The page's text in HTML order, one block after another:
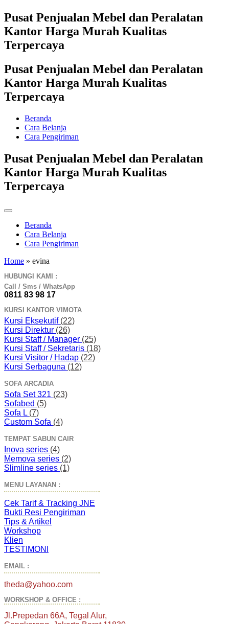
Pusat Penjualan Mebel dan Peralatan
Kantor Harga Murah Kualitas
Terpercaya
Pusat Penjualan Mebel dan Peralatan
Kantor Harga Murah Kualitas
Terpercaya
Beranda
Cara Belanja
Cara Pengiriman
Pusat Penjualan Mebel dan Peralatan
Kantor Harga Murah Kualitas
Terpercaya
Beranda
Cara Belanja
Cara Pengiriman
Home » evina
HUBUNGI KAMI :
Call / Sms / WhatsApp
0811 83 98 17
KURSI KANTOR VIMOTA
Kursi Eksekutif (22)
Kursi Direktur (26)
Kursi Staff / Manager (25)
Kursi Staff / Sekretaris (18)
Kursi Visitor / Hadap (22)
Kursi Serbaguna (12)
SOFA ARCADIA
Sofa Set 321 (23)
Sofabed (5)
Sofa L (7)
Custom Sofa (4)
TEMPAT SABUN CAIR
Inova series (4)
Memova series (2)
Slimline series (1)
MENU LAYANAN :
Cek Tarif & Tracking JNE
Bukti Resi Pengiriman
Tips & Artikel
Workshop
Klien
TESTIMONI
EMAIL :
theda@yahoo.com
WORKSHOP & OFFICE :
Jl.Prepedan 66A, Tegal Alur,